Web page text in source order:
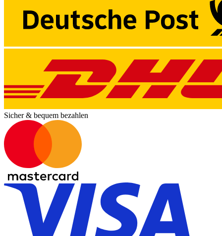
Sicher & bequem bezahlen